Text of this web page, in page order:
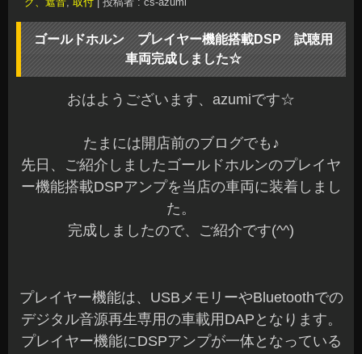
ゴールドホルン プレイヤー機能搭載DSP 試聴用
車両完成しました☆
おはようございます、azumiです☆
たまには開店前のブログでも♪
先日、ご紹介しましたゴールドホルンのプレイヤ
ー機能搭載DSPアンプを当店の車両に装着しまし
た。
完成しましたので、ご紹介です(^^)
プレイヤー機能は、USBメモリーやBluetoothでの
デジタル音源再生専用の車載用DAPとなります。
プレイヤー機能にDSPアンプが一体となっている